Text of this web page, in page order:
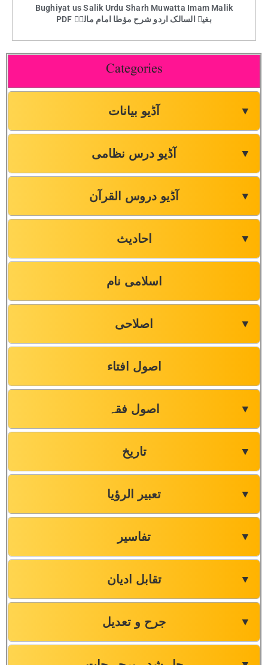
Bughiyat us Salik Urdu Sharh Muwatta Imam Malik
PDF بغیۃ السالک اردو شرح مؤطا امام مالکؒ
Categories
آڈیو بیانات ▼
آڈیو درس نظامی ▼
آڈیو دروس القرآن ▼
احادیث ▼
اسلامی نام
اصلاحی ▼
اصول افتاء
اصول فقہ ▼
تاریخ ▼
تعبیر الرؤیا ▼
تفاسیر ▼
تقابل ادیان ▼
جرح و تعدیل ▼